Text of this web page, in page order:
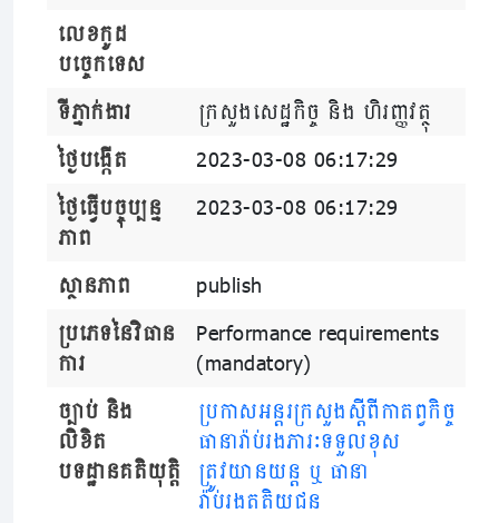
លេខកូដ
បច្ចេកទេស
ទីភ្នាក់ងារ
ក្រសួងសេដ្ឋកិច្ច និង ហិរញ្ញវត្ថុ
ថ្ងៃបង្កើត
2023-03-08 06:17:29
ថ្ងៃធ្វើបច្ចុប្បន្ន
ភាព
2023-03-08 06:17:29
ស្ថានភាព
publish
ប្រភេទនៃវិធាន
ការ
Performance requirements
(mandatory)
ច្បាប់ និង
លិខិត
បទដ្ឋានគតិយុត្តិ
ប្រកាសអន្ដរក្រសួងស្ដីពីកាតព្វកិច្ច
ធានារ៉ាប់រងភារៈទទួលខុស
ត្រូវយានយន្ដ ឬ ធានា
រ៉ាប់រងតតិយជន